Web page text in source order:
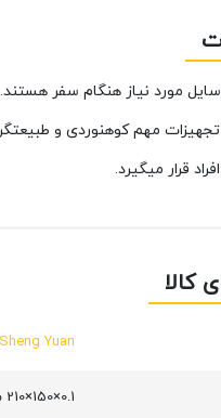
وسایل مورد نیاز هنگام سفر
تجهیزات مهم کوهنوردی و
قرار میگیرد.
کالا
Sheng Yuan
0.1×150×210 سانتی متر